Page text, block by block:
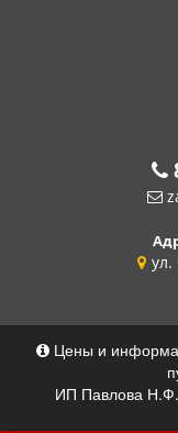
ул.
Цены и
ИП Павлова